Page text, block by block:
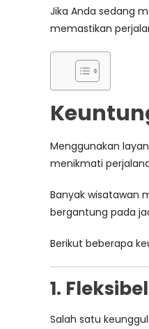
Jika Anda sedang
memastikan
Menggunakan
menikmati
Banyak wisatawan
bergantung pada
Berikut beberapa
1.
Salah satu